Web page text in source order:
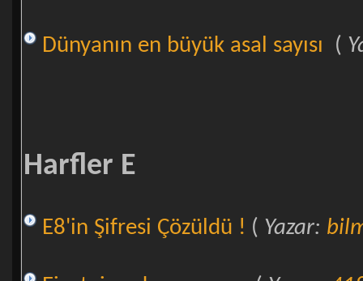
Dünyanın en büyük asal sayısı (
Harfler E
E8'in Şifresi Çözüldü ! ( Yazar: